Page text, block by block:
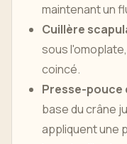
maintenant un
Cuillère
sous
coincé.
Presse-pouce
base du crâne
appliquent une